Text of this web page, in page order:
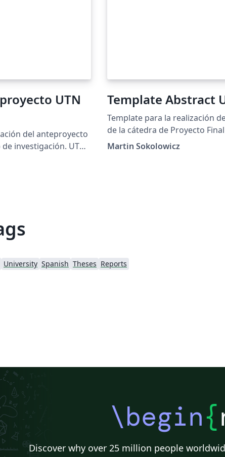
UTN
del anteproyecto
investigación. UTN
Template Abstract
Template para la realización
de la cátedra de Proyecto Final
la UTN.
Martin Sokolowicz
University Spanish Theses Reports
\begin{
Discover why over 25 million people